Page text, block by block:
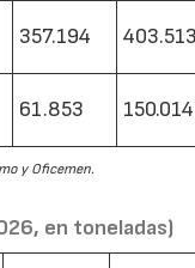
357.194
61.853 150.014
y Oficemen.
en toneladas)